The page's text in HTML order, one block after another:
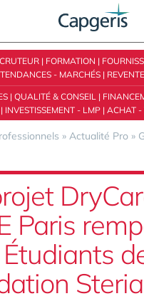
| FORMATION |
TENDANCES - MARCHÉS |
| QUALITÉ & CONSEIL |
| INVESTISSEMENT - LMP | ACHAT -
» Actualité Pro »
Paris
Steria
gestion des cookies